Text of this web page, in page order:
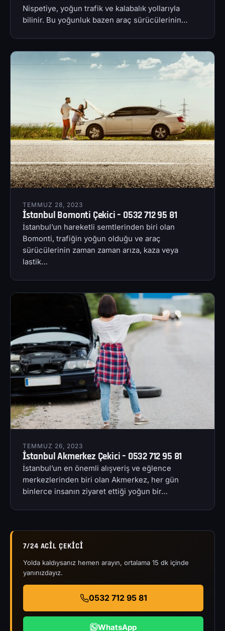
Nispetiye, yoğun trafik ve kalabalık yollarıyla
bilinir. Bu yoğunluk bazen araç sürücülerinin…
TEMMUZ 28, 2023
İstanbul Bomonti Çekici – 0532 712 95 81
İstanbul’un hareketli semtlerinden biri olan
Bomonti, trafiğin yoğun olduğu ve araç
sürücülerinin zaman zaman arıza, kaza veya
lastik…
TEMMUZ 26, 2023
İstanbul Akmerkez Çekici – 0532 712 95 81
İstanbul’un en önemli alışveriş ve eğlence
merkezlerinden biri olan Akmerkez, her gün
binlerce insanın ziyaret ettiği yoğun bir…
7/24 ACIL ÇEKICI
Yolda kaldıysanız hemen arayın, ortalama 15 dk içinde
yanınızdayız.
0532 712 95 81
WhatsApp